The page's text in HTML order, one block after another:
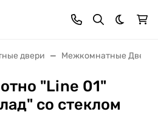
Темная
двери Межкомнатные Двери
"Line 01"
со стеклом